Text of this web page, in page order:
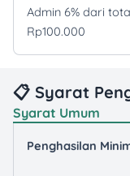
Admin 6% dari
Rp100.000
📋 Syarat
Syarat Umum
Penghasilan